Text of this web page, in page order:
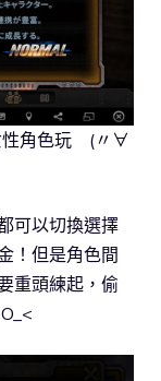
性角色玩 (〃∀
可以切換選擇
！但是角色間
重頭練起，偷